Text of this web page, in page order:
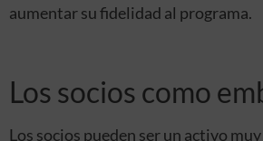
aumentar su fidelidad al programa.
Los socios como
Los socios pueden ser un activo